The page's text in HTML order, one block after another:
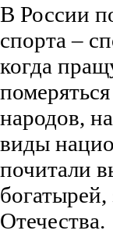
В России
спорта –
когда
народов,
виды
почитали
Отечества.